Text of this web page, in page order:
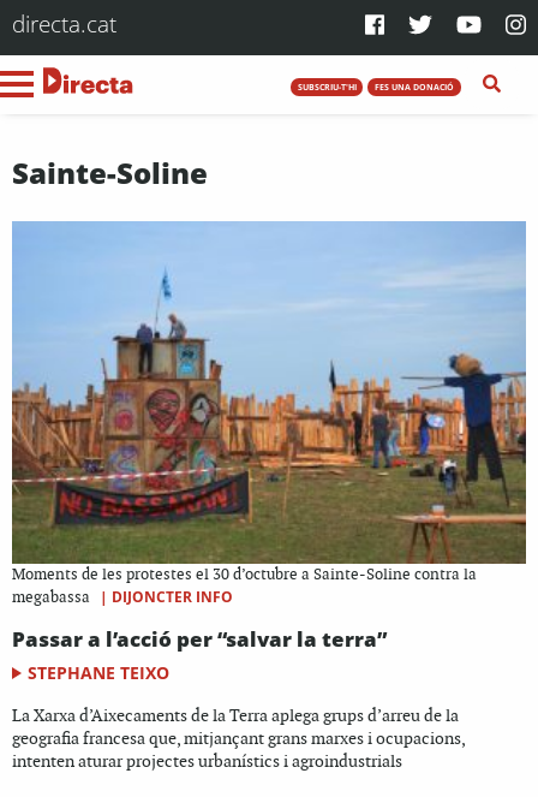
directa.cat
SUBSCRIU-T'HI FES UNA DONACIÓ
Sainte-Soline
Moments de les protestes el 30 d’octubre a Sainte-Soline contra la
megabassa
| DIJONCTER INFO
Passar a l’acció per “salvar la terra”
STEPHANE TEIXO
La Xarxa d’Aixecaments de la Terra aplega grups d’arreu de la
geografia francesa que, mitjançant grans marxes i ocupacions,
intenten aturar projectes urbanístics i agroindustrials